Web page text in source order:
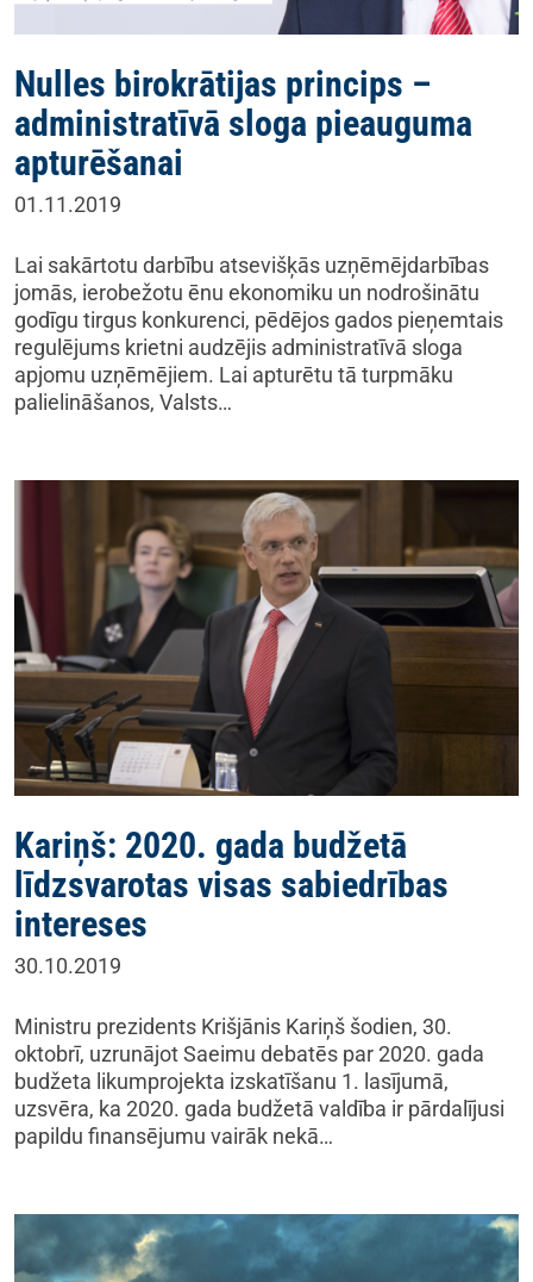
Nulles birokrātijas princips –
administratīvā sloga pieauguma
apturēšanai
01.11.2019
Lai sakārtotu darbību atsevišķās uzņēmējdarbības
jomās, ierobežotu ēnu ekonomiku un nodrošinātu
godīgu tirgus konkurenci, pēdējos gados pieņemtais
regulējums krietni audzējis administratīvā sloga
apjomu uzņēmējiem. Lai apturētu tā turpmāku
palielināšanos, Valsts…
Kariņš: 2020. gada budžetā
līdzsvarotas visas sabiedrības
intereses
30.10.2019
Ministru prezidents Krišjānis Kariņš šodien, 30.
oktobrī, uzrunājot Saeimu debatēs par 2020. gada
budžeta likumprojekta izskatīšanu 1. lasījumā,
uzsvēra, ka 2020. gada budžetā valdība ir pārdalījusi
papildu finansējumu vairāk nekā…